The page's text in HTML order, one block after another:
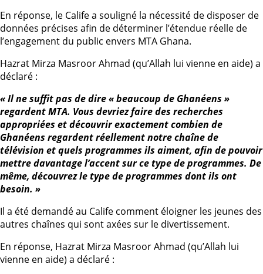
En réponse, le Calife a souligné la nécessité de disposer de
données précises afin de déterminer l’étendue réelle de
l’engagement du public envers MTA Ghana.
Hazrat Mirza Masroor Ahmad (qu’Allah lui vienne en aide) a
déclaré :
« Il ne suffit pas de dire « beaucoup de Ghanéens »
regardent MTA. Vous devriez faire des recherches
appropriées et découvrir exactement combien de
Ghanéens regardent réellement notre chaîne de
télévision et quels programmes ils aiment, afin de pouvoir
mettre davantage l’accent sur ce type de programmes. De
même, découvrez le type de programmes dont ils ont
besoin. »
Il a été demandé au Calife comment éloigner les jeunes des
autres chaînes qui sont axées sur le divertissement.
En réponse, Hazrat Mirza Masroor Ahmad (qu’Allah lui
vienne en aide) a déclaré :